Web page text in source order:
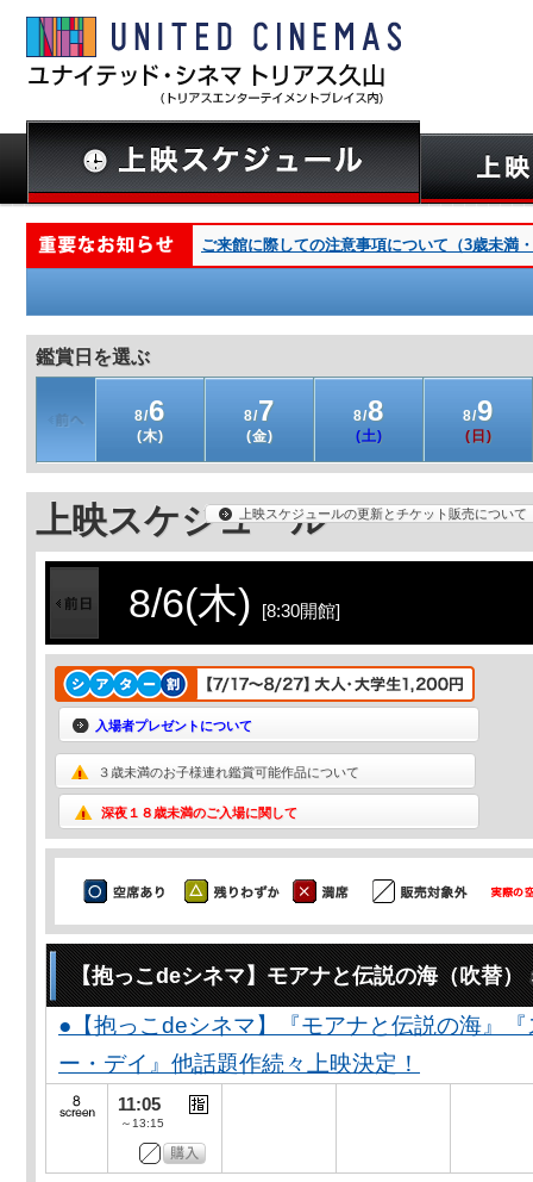
ご来館に際しての注意事項について（3歳未満
鑑賞日を選ぶ
8/6
(木)
8/7
(金)
8/8
(土)
8/9
(日)
上映スケジュール上映スケジュールの更新とチケット販売について
8/6(木) [8:30開館]
入場者プレゼントについて
３歳未満のお子様連れ鑑賞可能作品について
深夜１８歳未満のご入場に関して
【抱っこdeシネマ】モアナと伝説の海（吹替）
●【抱っこdeシネマ】『モアナと伝説の海』
ー・デイ』他話題作続々上映決定！
11:05
～13:15